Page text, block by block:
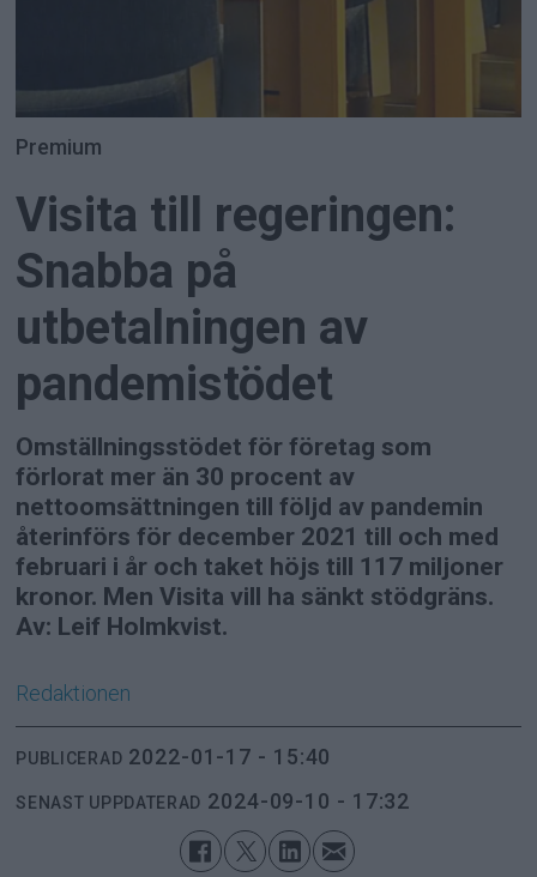
Premium
Visita till regeringen:
Snabba på
utbetalningen av
pandemistödet
Omställningsstödet för företag som
förlorat mer än 30 procent av
nettoomsättningen till följd av pandemin
återinförs för december 2021 till och med
februari i år och taket höjs till 117 miljoner
kronor. Men Visita vill ha sänkt stödgräns.
Av: Leif Holmkvist.
Redaktionen
PUBLICERAD 2022-01-17 - 15:40
SENAST UPPDATERAD 2024-09-10 - 17:32